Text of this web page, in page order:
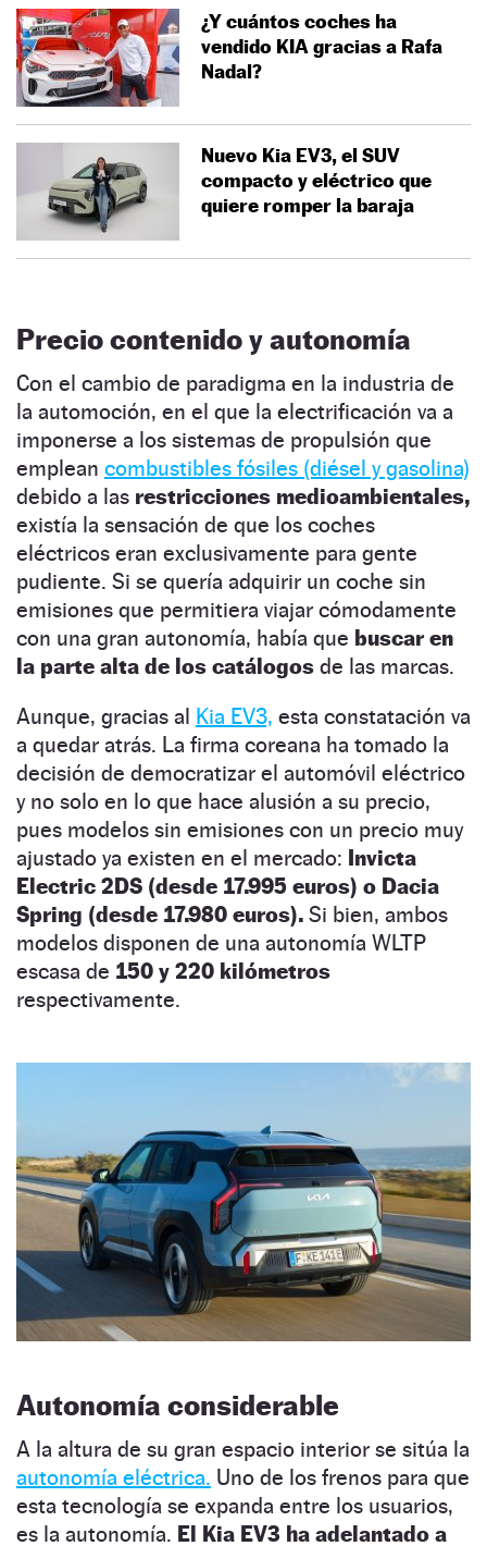
¿Y cuántos coches ha
vendido KIA gracias a Rafa
Nadal?
Nuevo Kia EV3, el SUV
compacto y eléctrico que
quiere romper la baraja
Precio contenido y autonomía
Con el cambio de paradigma en la industria de
la automoción, en el que la electrificación va a
imponerse a los sistemas de propulsión que
emplean combustibles fósiles (diésel y gasolina)
debido a las restricciones medioambientales,
existía la sensación de que los coches
eléctricos eran exclusivamente para gente
pudiente. Si se quería adquirir un coche sin
emisiones que permitiera viajar cómodamente
con una gran autonomía, había que buscar en
la parte alta de los catálogos de las marcas.
Aunque, gracias al Kia EV3, esta constatación va
a quedar atrás. La firma coreana ha tomado la
decisión de democratizar el automóvil eléctrico
y no solo en lo que hace alusión a su precio,
pues modelos sin emisiones con un precio muy
ajustado ya existen en el mercado: Invicta
Electric 2DS (desde 17.995 euros) o Dacia
Spring (desde 17.980 euros). Si bien, ambos
modelos disponen de una autonomía WLTP
escasa de 150 y 220 kilómetros
respectivamente.
Autonomía considerable
A la altura de su gran espacio interior se sitúa la
autonomía eléctrica. Uno de los frenos para que
esta tecnología se expanda entre los usuarios,
es la autonomía. El Kia EV3 ha adelantado a